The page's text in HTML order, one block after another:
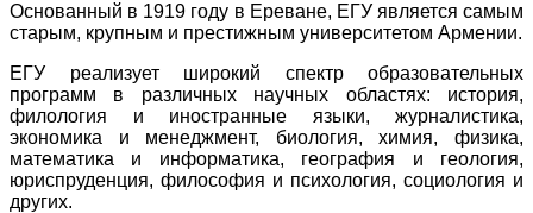
Основанный в 1919 году в Ереване, ЕГУ является самым
старым, крупным и престижным университетом Армении.
ЕГУ реализует широкий спектр образовательных
программ в различных научных областях: история,
филология и иностранные языки, журналистика,
экономика и менеджмент, биология, химия, физика,
математика и информатика, география и геология,
юриспруденция, философия и психология, социология и
других.